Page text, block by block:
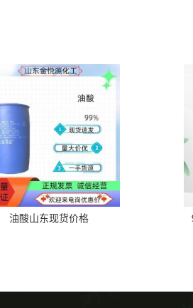
油酸山东现货价格